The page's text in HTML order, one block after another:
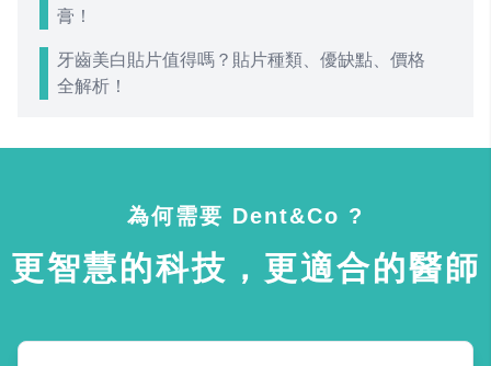
膏！
牙齒美白貼片值得嗎？貼片種類、優缺點、價格
全解析！
為何需要 Dent&Co ?
更智慧的科技，更適合的醫師